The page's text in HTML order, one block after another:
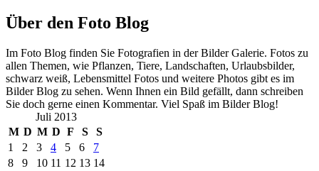
Über den Foto Blog
Im Foto Blog finden Sie Fotografien in der Bilder Galerie. Fotos zu
allen Themen, wie Pflanzen, Tiere, Landschaften, Urlaubsbilder,
schwarz weiß, Lebensmittel Fotos und weitere Photos gibt es im
Bilder Blog zu sehen. Wenn Ihnen ein Bild gefällt, dann schreiben
Sie doch gerne einen Kommentar. Viel Spaß im Bilder Blog!
Juli 2013
M D M D F S
S
1
2 3 4 5 6
7
8
9 10 11 12 13 14